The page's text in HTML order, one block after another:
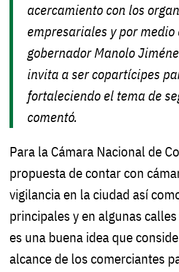
acercamiento con los
empresariales y por medio
gobernador Manolo
invita a ser copartícipes
fortaleciendo el tema de
comentó.
Para la Cámara Nacional de
propuesta de contar con
vigilancia en la ciudad así
principales y en algunas
es una buena idea que
alcance de los comerciantes